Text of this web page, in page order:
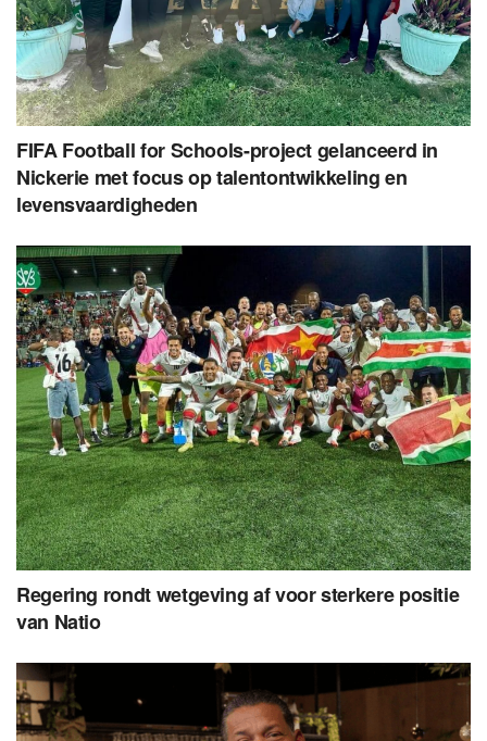
FIFA Football for Schools-project gelanceerd in
Nickerie met focus op talentontwikkeling en
levensvaardigheden
Regering rondt wetgeving af voor sterkere positie
van Natio